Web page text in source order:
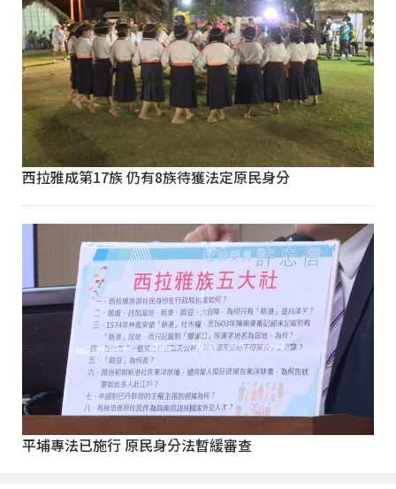
西拉雅成第17族 仍有8族待獲法定原民身分
平埔專法已施行 原民身分法暫緩審查